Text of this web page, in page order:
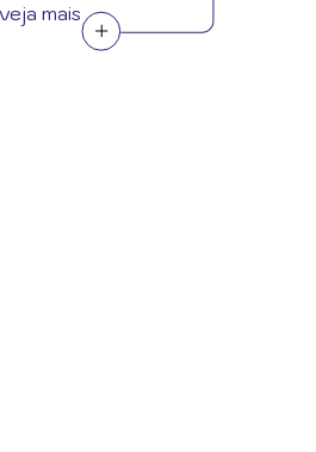
veja mais